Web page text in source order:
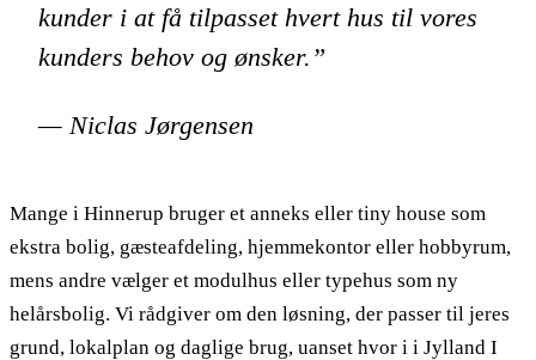
kunder i at få tilpasset hvert hus til vores
kunders behov og ønsker.”
— Niclas Jørgensen
Mange i Hinnerup bruger et anneks eller tiny house som
ekstra bolig, gæsteafdeling, hjemmekontor eller hobbyrum,
mens andre vælger et modulhus eller typehus som ny
helårsbolig. Vi rådgiver om den løsning, der passer til jeres
grund, lokalplan og daglige brug, uanset hvor i i Jylland I